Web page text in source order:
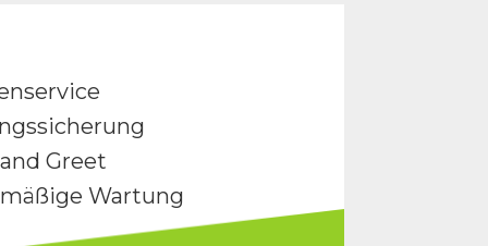
Greet
Wartung